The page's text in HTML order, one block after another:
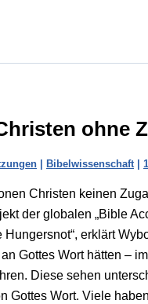
ohne
| Bibelwissenschaft |
Christen keinen
der globalen „Bible
erklärt
Gottes Wort hätten –
Diese sehen
Gottes Wort. Viele